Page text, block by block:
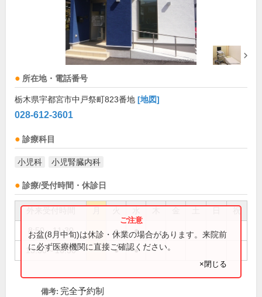
所在地・電話番号
栃木県宇都宮市中戸祭町823番地 [地図]
028-612-3601
診療科目
小児科 小児腎臓内科
診療/受付時間・休診日
祝
8:50～11:30 ● ●
13:50～16:30 ● ●
お盆(8月中旬)は休診・休業の場合があります。来院前
に必ず医療機関に直接ご確認ください。
×閉じる
備考: 完全予約制